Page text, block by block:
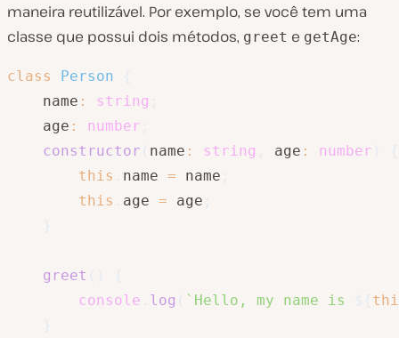
maneira reutilizável. Por exemplo, se você tem uma
classe que possui dois métodos, greet e getAge:
class Person
    name
: string
    age
: number
constructor
name : string age : number
this
name = name
this
age = age
greet
console
log ` Hello, my name is